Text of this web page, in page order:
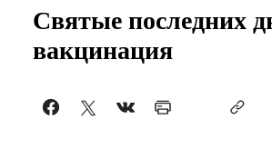
Святые последних
вакцинация